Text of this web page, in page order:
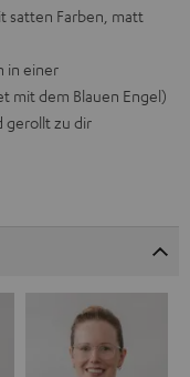
satten Farben, matt
in einer
mit dem Blauen Engel)
gerollt zu dir